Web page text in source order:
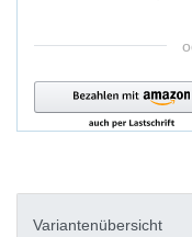
Variantenübersicht